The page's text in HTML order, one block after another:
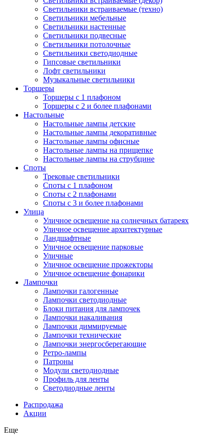
Светильники встраиваемые (техно)
Светильники мебельные
Светильники настенные
Светильники подвесные
Светильники потолочные
Светильники светодиодные
Гипсовые светильники
Лофт светильники
Музыкальные светильники
Торшеры
Торшеры с 1 плафоном
Торшеры с 2 и более плафонами
Настольные
Настольные лампы детские
Настольные лампы декоративные
Настольные лампы офисные
Настольные лампы на прищепке
Настольные лампы на струбцине
Споты
Трековые светильники
Споты с 1 плафоном
Споты с 2 плафонами
Споты с 3 и более плафонами
Улица
Уличное освещение на солнечных батареях
Уличное освещение архитектурные
Ландшафтные
Уличное освещение парковые
Уличные
Уличное освещение прожекторы
Уличное освещение фонарики
Лампочки
Лампочки галогенные
Лампочки светодиодные
Блоки питания для лампочек
Лампочки накаливания
Лампочки диммируемые
Лампочки технические
Лампочки энергосберегающие
Ретро-лампы
Патроны
Модули светодиодные
Профиль для ленты
Светодиодные ленты
Распродажа
Акции
Еще